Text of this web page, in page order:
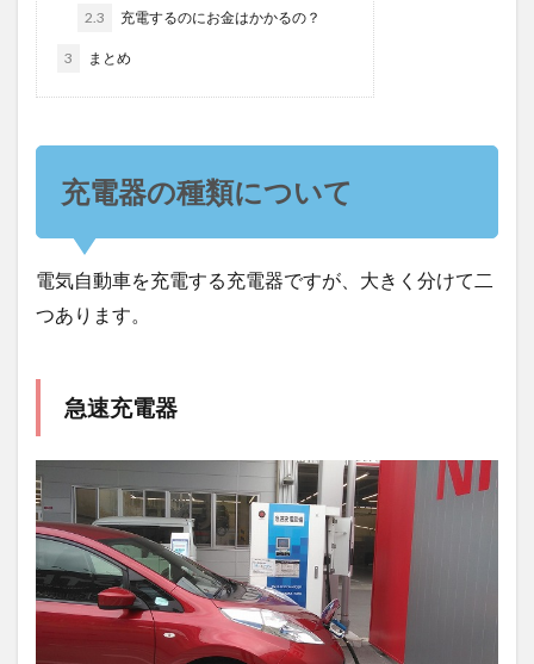
2.3 充電するのにお金はかかるの？
3 まとめ
充電器の種類について
電気自動車を充電する充電器ですが、大きく分けて二
つあります。
急速充電器